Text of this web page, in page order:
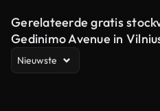
Gerelateerde gratis
Gedinimo Avenue in
Nieuwste